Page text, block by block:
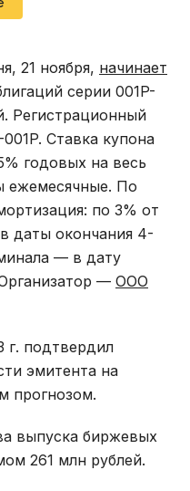
21 ноября, начинает
серии 001P-
Регистрационный
Ставка купона
годовых на весь
ежемесячные. По
по 3% от
даты окончания 4-
— в дату
— ООО
г. подтвердил
эмитента на
прогнозом.
выпуска биржевых
261 млн рублей.